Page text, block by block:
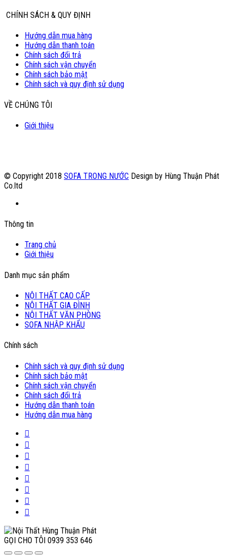
CHÍNH SÁCH & QUY ĐỊNH
Hướng dẫn mua hàng
Hướng dẫn thanh toán
Chính sách đổi trả
Chính sách vận chuyển
Chính sách bảo mật
Chính sách và quy định sử dụng
VỀ CHÚNG TÔI
Giới thiệu
© Copyright 2018 SOFA TRONG NƯỚC Design by Hùng Thuận Phát
Co.ltd
Thông tin
Trang chủ
Giới thiệu
Danh mục sản phẩm
NỘI THẤT CAO CẤP
NỘI THẤT GIA ĐÌNH
NỘI THẤT VĂN PHÒNG
SOFA NHẬP KHẨU
Chính sách
Chính sách và quy định sử dụng
Chính sách bảo mật
Chính sách vận chuyển
Chính sách đổi trả
Hướng dẫn thanh toán
Hướng dẫn mua hàng
GỌI CHO TÔI 0939 353 646